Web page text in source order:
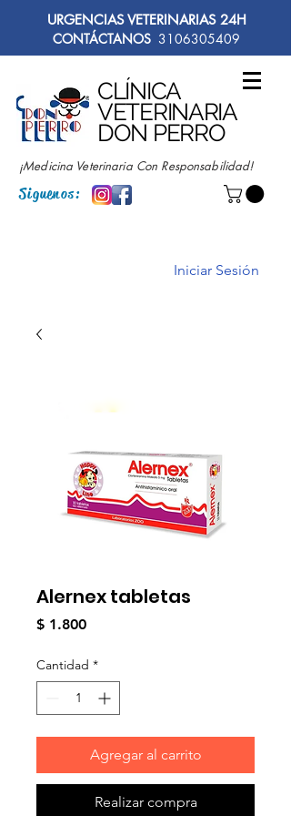
URGENCIAS VETERINARIAS 24H
CONTÁCTANOS 3106305409
CLÍNICA
VETERINARIA
DON PERRO
¡Medicina Veterinaria Con Responsabilidad!
Siguenos:
Iniciar Sesión
Alernex tabletas
$ 1.800Precio
Cantidad *
Agregar al carrito
Realizar compra